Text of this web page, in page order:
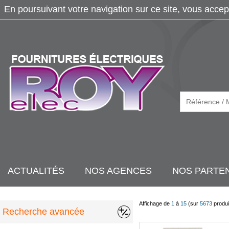
ACTUALITÉS NOS AGENCES NOS
Recherche avancée
Affichage de 1 à 15 (sur 5673
En poursuivant votre navigation sur ce site, vous